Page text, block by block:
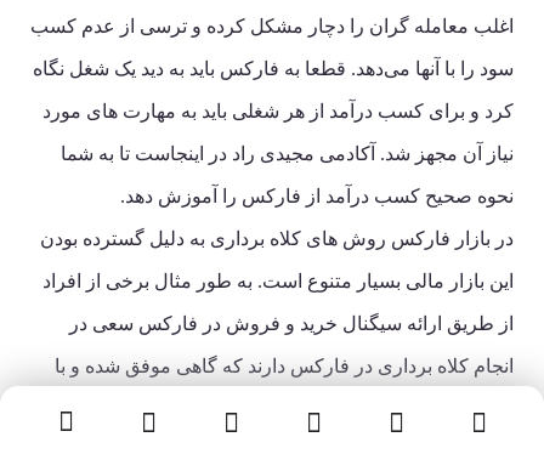
اغلب معامله گران را دچار مشکل کرده و ترسی از عدم کسب
سود را با آنها می‌دهد. قطعا به فارکس باید به دید یک شغل نگاه
کرد و برای کسب درآمد از هر شغلی باید به مهارت های مورد
نیاز آن مجهز شد. آکادمی مجیدی راد در اینجاست تا به شما
نحوه صحیح کسب درآمد از فارکس را آموزش دهد.
در بازار فارکس روش های کلاه برداری به دلیل گسترده بودن
این بازار مالی بسیار متنوع است. به طور مثال برخی از افراد
از طریق ارائه سیگنال خرید و فروش در فارکس سعی در
انجام کلاه برداری در فارکس دارند که گاهی موفق شده و با
جعل سوابق و سیگنال های موفق ، سرمایه افراد را با خطرات